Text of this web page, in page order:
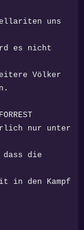
uns
unter
die
Kampf